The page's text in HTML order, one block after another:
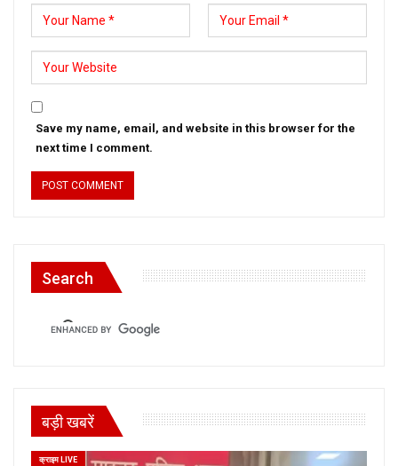
Save my name, email, and website in this browser for the
next time I comment.
Search
बड़ी खबरें
क्राइम LIVE